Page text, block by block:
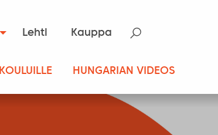
Lehti Kauppa
KOULUILLE HUNGARIAN VIDEOS